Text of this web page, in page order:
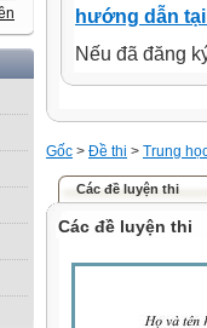
hướng dẫn
Nếu đã đăng
Gốc > Đề thi > Trung
Các đề luyện thi
Các đề luyện thi